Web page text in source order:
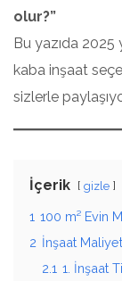
olur?”
Bu yazıda 2025
kaba inşaat
sizlerle
İçerik gizle
1 100 m² Evin
2 İnşaat
2.1 1. İnşaat